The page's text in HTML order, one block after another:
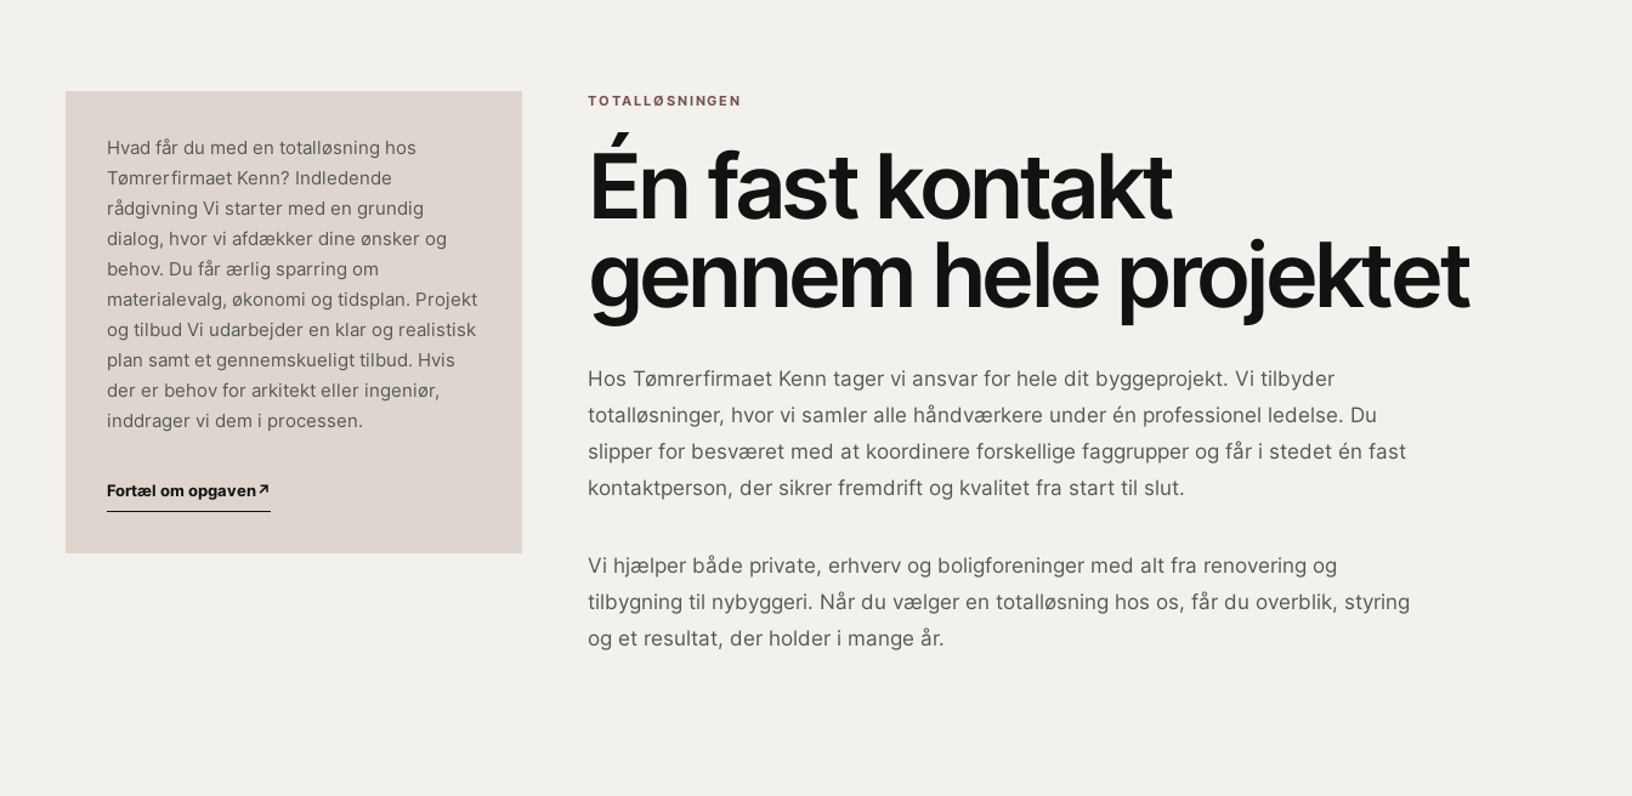
TOTALLØSNINGEN
Én fast kontakt
gennem hele projektet
Hos Tømrerfirmaet Kenn tager vi ansvar for hele dit byggeprojekt. Vi tilbyder
totalløsninger, hvor vi samler alle håndværkere under én professionel ledelse. Du
slipper for besværet med at koordinere forskellige faggrupper og får i stedet én fast
kontaktperson, der sikrer fremdrift og kvalitet fra start til slut.
Vi hjælper både private, erhverv og boligforeninger med alt fra renovering og
tilbygning til nybyggeri. Når du vælger en totalløsning hos os, får du overblik, styring
og et resultat, der holder i mange år.
Hvad får du med en totalløsning hos
Tømrerfirmaet Kenn? Indledende
rådgivning Vi starter med en grundig
dialog, hvor vi afdækker dine ønsker og
behov. Du får ærlig sparring om
materialevalg, økonomi og tidsplan. Projekt
og tilbud Vi udarbejder en klar og realistisk
plan samt et gennemskueligt tilbud. Hvis
der er behov for arkitekt eller ingeniør,
inddrager vi dem i processen.
Fortæl om opgaven↗